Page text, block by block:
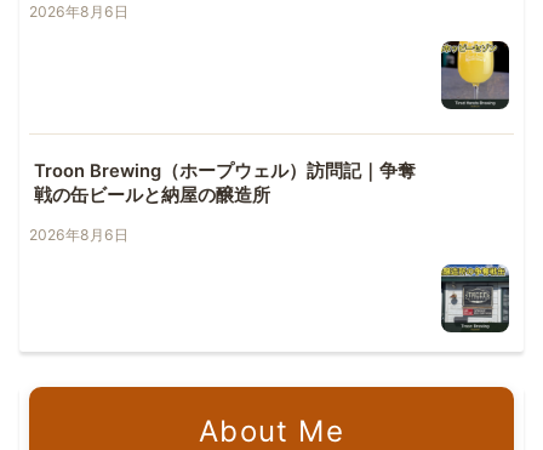
2026年8月6日
Troon Brewing（ホープウェル）訪問記｜争奪
戦の缶ビールと納屋の醸造所
2026年8月6日
About Me